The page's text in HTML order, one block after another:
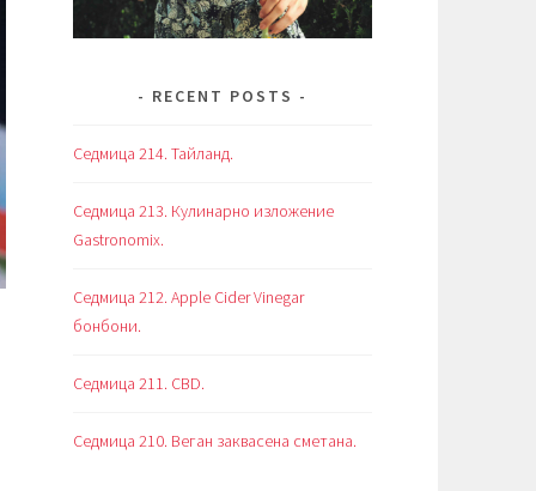
RECENT POSTS
Седмица 214. Тайланд.
Седмица 213. Кулинарно изложение
Gastronomix.
Седмица 212. Apple Cider Vinegar
бонбони.
Седмица 211. CBD.
Седмица 210. Веган заквасена сметана.